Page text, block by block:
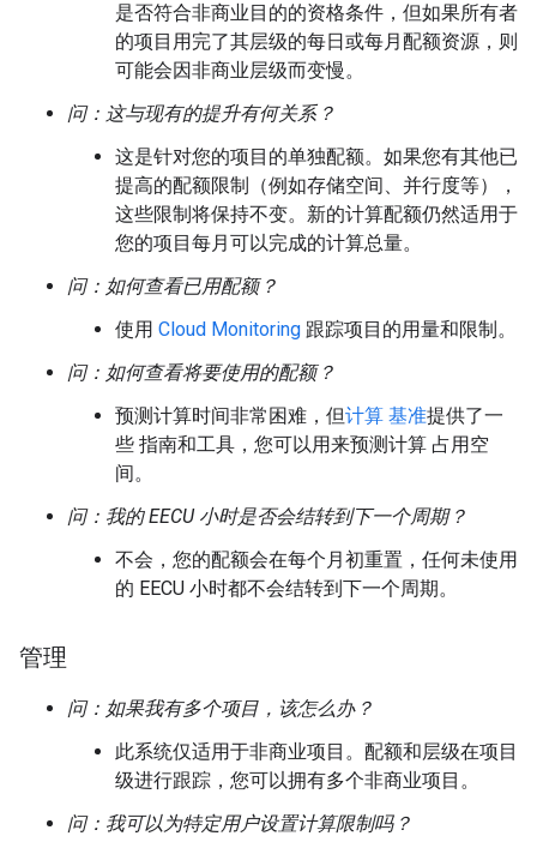
是否符合非商业目的的资格条件，但如果所有者
的项目用完了其层级的每日或每月配额资源，则
可能会因非商业层级而变慢。
问：这与现有的提升有何关系？
这是针对您的项目的单独配额。如果您有其他已
提高的配额限制（例如存储空间、并行度等），
这些限制将保持不变。新的计算配额仍然适用于
您的项目每月可以完成的计算总量。
问：如何查看已用配额？
使用 Cloud Monitoring 跟踪项目的用量和限制。
问：如何查看将要使用的配额？
预测计算时间非常困难，但计算 基准提供了一
些 指南和工具，您可以用来预测计算 占用空
间。
问：我的 EECU 小时是否会结转到下一个周期？
不会，您的配额会在每个月初重置，任何未使用
的 EECU 小时都不会结转到下一个周期。
管理
问：如果我有多个项目，该怎么办？
此系统仅适用于非商业项目。配额和层级在项目
级进行跟踪，您可以拥有多个非商业项目。
问：我可以为特定用户设置计算限制吗？